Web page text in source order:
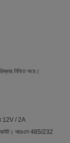
নিশ্চিত করে।
12V / 2A
আউট। আরএস 485/232